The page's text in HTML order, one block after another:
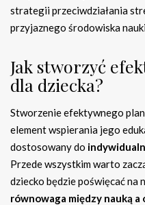
strategii przeciwdziałania
przyjaznego środowiska
Jak stworzyć
dla dziecka?
Stworzenie efektywnego
element wspierania jego
dostosowany do
Przede wszystkim warto
dziecko będzie poświęcać na
równowaga między nauką